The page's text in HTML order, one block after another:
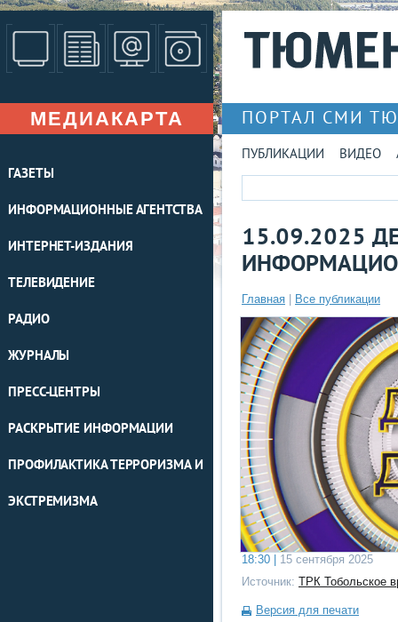
МЕДИАКАРТА
ГАЗЕТЫ
ИНФОРМАЦИОННЫЕ АГЕНТСТВА
ИНТЕРНЕТ-ИЗДАНИЯ
ТЕЛЕВИДЕНИЕ
РАДИО
ЖУРНАЛЫ
ПРЕСС-ЦЕНТРЫ
РАСКРЫТИЕ ИНФОРМАЦИИ
ПРОФИЛАКТИКА ТЕРРОРИЗМА И
ЭКСТРЕМИЗМА
ПОРТАЛ СМИ
ПУБЛИКАЦИИ ВИДЕО
15.09.2025
Главная Все публикации
18:30 |
15 сентября 2025
Источник: ТРК Тобольское
Версия для печати